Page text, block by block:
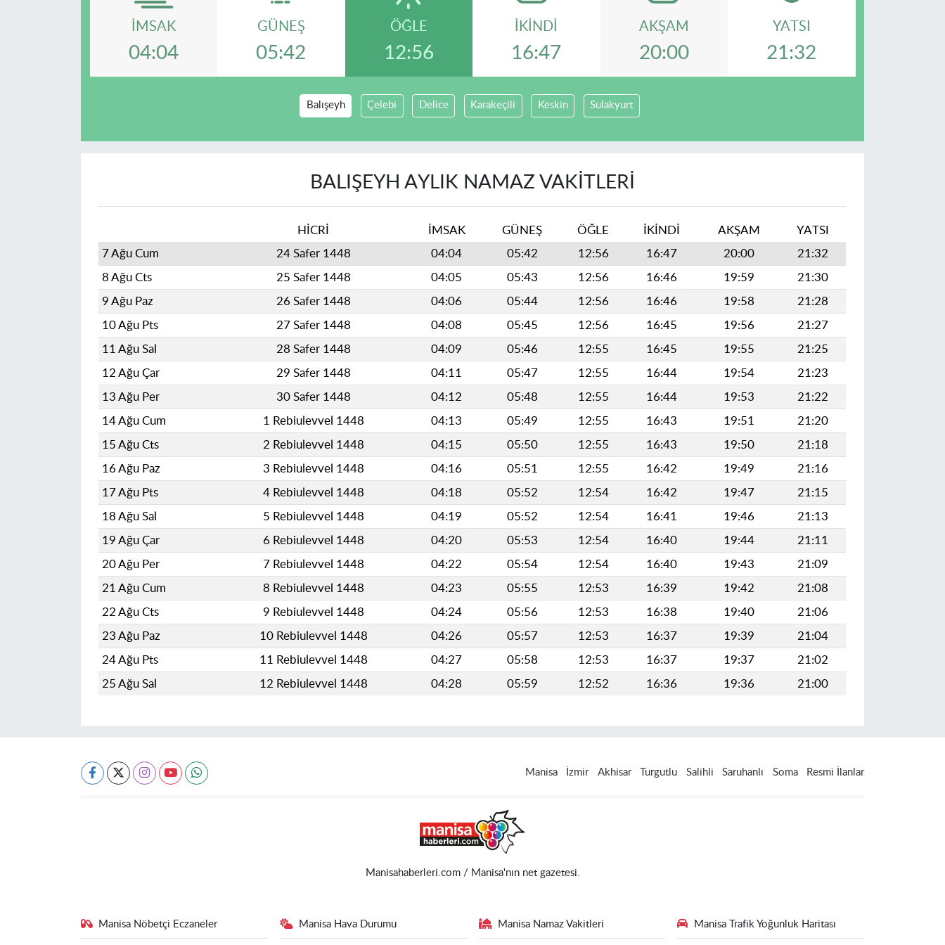
İMSAK
04:04
GÜNEŞ
05:42
ÖĞLE
12:56
İKINDI
16:47
AKŞAM
20:00
YATSI
21:32
Balışeyh Çelebi Delice Karakeçili Keskin Sulakyurt
BALIŞEYH AYLIK NAMAZ VAKITLERI
HİCRİ İMSAK GÜNEŞ ÖĞLE İKINDI AKŞAM
YATSI
7 Ağu Cum
24 Safer 1448 04:04 05:42 12:56 16:47 20:00
21:32
8 Ağu Cts
25 Safer 1448 04:05 05:43 12:56 16:46 19:59
21:30
9 Ağu Paz
26 Safer 1448 04:06 05:44 12:56 16:46 19:58
21:28
10 Ağu Pts
27 Safer 1448 04:08 05:45 12:56 16:45 19:56
21:27
11 Ağu Sal
28 Safer 1448 04:09 05:46 12:55 16:45 19:55
21:25
12 Ağu Çar
29 Safer 1448 04:11 05:47 12:55 16:44 19:54
21:23
13 Ağu Per
30 Safer 1448 04:12 05:48 12:55 16:44 19:53
21:22
14 Ağu Cum
1 Rebiulevvel 1448 04:13 05:49 12:55 16:43 19:51
21:20
15 Ağu Cts
2 Rebiulevvel 1448 04:15 05:50 12:55 16:43 19:50
21:18
16 Ağu Paz
3 Rebiulevvel 1448 04:16 05:51 12:55 16:42 19:49
21:16
17 Ağu Pts
4 Rebiulevvel 1448 04:18 05:52 12:54 16:42 19:47
21:15
18 Ağu Sal
5 Rebiulevvel 1448 04:19 05:52 12:54 16:41 19:46
21:13
19 Ağu Çar
6 Rebiulevvel 1448 04:20 05:53 12:54 16:40 19:44
21:11
20 Ağu Per
7 Rebiulevvel 1448 04:22 05:54 12:54 16:40 19:43
21:09
21 Ağu Cum
8 Rebiulevvel 1448 04:23 05:55 12:53 16:39 19:42
21:08
22 Ağu Cts
9 Rebiulevvel 1448 04:24 05:56 12:53 16:38 19:40
21:06
23 Ağu Paz
10 Rebiulevvel 1448 04:26 05:57 12:53 16:37 19:39
21:04
24 Ağu Pts
11 Rebiulevvel 1448 04:27 05:58 12:53 16:37 19:37
21:02
25 Ağu Sal
12 Rebiulevvel 1448 04:28 05:59 12:52 16:36 19:36 21:00
Manisa İzmir Akhisar Turgutlu Salihli Saruhanlı Soma Resmi İlanlar
Manisahaberleri.com / Manisa'nın net gazetesi.
Manisa Nöbetçi Eczaneler Manisa Hava Durumu Manisa Namaz Vakitleri Manisa Trafik Yoğunluk Haritası